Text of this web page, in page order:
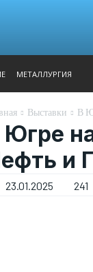
МЕТАЛЛУРГИЯ
Выставки В
Югре
и
23.01.2025 241